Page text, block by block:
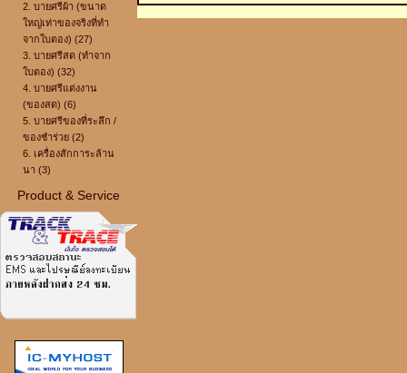
2. บายศรีผ้า (ขนาด
ใหญ่เท่าของจริงที่ทำ
จากใบตอง) (27)
3. บายศรีสด (ทำจาก
ใบตอง) (32)
4. บายศรีแต่งงาน
(ของสด) (6)
5. บายศรีของที่ระลึก /
ของชำร่วย (2)
6. เครื่องสักการะล้าน
นา (3)
Product & Service